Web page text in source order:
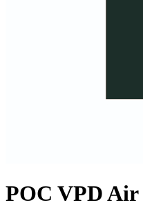
POC VPD